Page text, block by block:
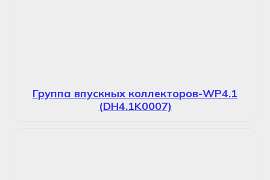
Группа впускных коллекторов-WP4.1
(DH4.1K0007)